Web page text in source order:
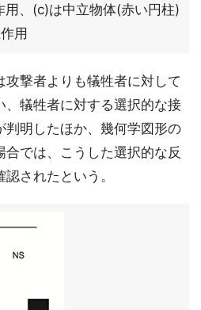
、(c)は中立物体(赤い円柱)
用
攻撃者よりも犠牲者に対して
、犠牲者に対する選択的な接
判明したほか、幾何学図形の
では、こうした選択的な反
されたという。